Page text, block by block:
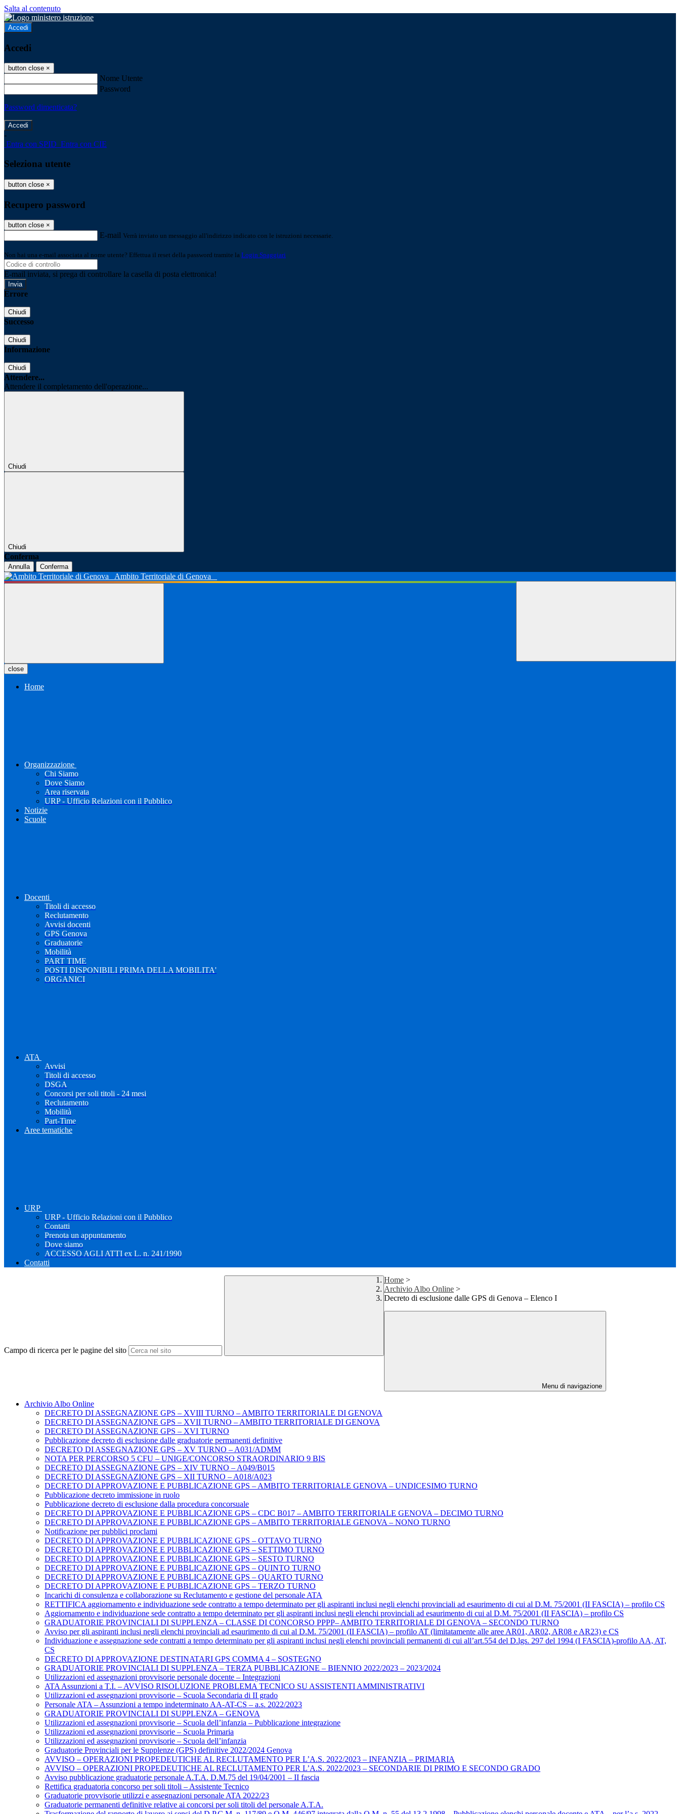
Salta al contenuto
Accedi
Accedi
button close ×
Nome Utente
Password
Password dimenticata?
-
Entra con SPID Entra con CIE
Seleziona utente
button close ×
Recupero password
button close ×
E-mail Verrà inviato un messaggio all'indirizzo indicato con le istruzioni necessarie.
Non hai una e-mail associata al nome utente? Effettua il reset della password tramite la Login Spaggiari
E-mail inviata, si prega di controllare la casella di posta elettronica!
Errore
Chiudi
Successo
Chiudi
Informazione
Chiudi
Attendere...
Attendere il completamento dell'operazione...
Chiudi
Chiudi
Conferma
Annulla Conferma
Ambito Territoriale di Genova
close
Home
Organizzazione
Chi Siamo
Dove Siamo
Area riservata
URP - Ufficio Relazioni con il Pubblico
Notizie
Scuole
Docenti
Titoli di accesso
Reclutamento
Avvisi docenti
GPS Genova
Graduatorie
Mobilità
PART TIME
POSTI DISPONIBILI PRIMA DELLA MOBILITA'
ORGANICI
ATA
Avvisi
Titoli di accesso
DSGA
Concorsi per soli titoli - 24 mesi
Reclutamento
Mobilità
Part-Time
Aree tematiche
URP
URP - Ufficio Relazioni con il Pubblico
Contatti
Prenota un appuntamento
Dove siamo
ACCESSO AGLI ATTI ex L. n. 241/1990
Contatti
Campo di ricerca per le pagine del sito
Home >
Archivio Albo Online >
Decreto di esclusione dalle GPS di Genova – Elenco I
Menu di navigazione
Archivio Albo Online
DECRETO DI ASSEGNAZIONE GPS – XVIII TURNO – AMBITO TERRITORIALE DI GENOVA
DECRETO DI ASSEGNAZIONE GPS – XVII TURNO – AMBITO TERRITORIALE DI GENOVA
DECRETO DI ASSEGNAZIONE GPS – XVI TURNO
Pubblicazione decreto di esclusione dalle graduatorie permanenti definitive
DECRETO DI ASSEGNAZIONE GPS – XV TURNO – A031/ADMM
NOTA PER PERCORSO 5 CFU – UNIGE/CONCORSO STRAORDINARIO 9 BIS
DECRETO DI ASSEGNAZIONE GPS – XIV TURNO – A049/B015
DECRETO DI ASSEGNAZIONE GPS – XII TURNO – A018/A023
DECRETO DI APPROVAZIONE E PUBBLICAZIONE GPS – AMBITO TERRITORIALE GENOVA – UNDICESIMO TURNO
Pubblicazione decreto immissione in ruolo
Pubblicazione decreto di esclusione dalla procedura concorsuale
DECRETO DI APPROVAZIONE E PUBBLICAZIONE GPS – CDC B017 – AMBITO TERRITORIALE GENOVA – DECIMO TURNO
DECRETO DI APPROVAZIONE E PUBBLICAZIONE GPS – AMBITO TERRITORIALE GENOVA – NONO TURNO
Notificazione per pubblici proclami
DECRETO DI APPROVAZIONE E PUBBLICAZIONE GPS – OTTAVO TURNO
DECRETO DI APPROVAZIONE E PUBBLICAZIONE GPS – SETTIMO TURNO
DECRETO DI APPROVAZIONE E PUBBLICAZIONE GPS – SESTO TURNO
DECRETO DI APPROVAZIONE E PUBBLICAZIONE GPS – QUINTO TURNO
DECRETO DI APPROVAZIONE E PUBBLICAZIONE GPS – QUARTO TURNO
DECRETO DI APPROVAZIONE E PUBBLICAZIONE GPS – TERZO TURNO
Incarichi di consulenza e collaborazione su Reclutamento e gestione del personale ATA
RETTIFICA aggiornamento e individuazione sede contratto a tempo determinato per gli aspiranti inclusi negli elenchi provinciali ad esaurimento di cui al D.M. 75/2001 (II FASCIA) – profilo CS
Aggiornamento e individuazione sede contratto a tempo determinato per gli aspiranti inclusi negli elenchi provinciali ad esaurimento di cui al D.M. 75/2001 (II FASCIA) – profilo CS
GRADUATORIE PROVINCIALI DI SUPPLENZA – CLASSE DI CONCORSO PPPP– AMBITO TERRITORIALE DI GENOVA – SECONDO TURNO
Avviso per gli aspiranti inclusi negli elenchi provinciali ad esaurimento di cui al D.M. 75/2001 (II FASCIA) – profilo AT (limitatamente alle aree AR01, AR02, AR08 e AR23) e CS
Individuazione e assegnazione sede contratti a tempo determinato per gli aspiranti inclusi negli elenchi provinciali permanenti di cui all’art.554 del D.lgs. 297 del 1994 (I FASCIA)-profilo AA, AT,
CS
DECRETO DI APPROVAZIONE DESTINATARI GPS COMMA 4 – SOSTEGNO
GRADUATORIE PROVINCIALI DI SUPPLENZA – TERZA PUBBLICAZIONE – BIENNIO 2022/2023 – 2023/2024
Utilizzazioni ed assegnazioni provvisorie personale docente – Integrazioni
ATA Assunzioni a T.I. – AVVISO RISOLUZIONE PROBLEMA TECNICO SU ASSISTENTI AMMINISTRATIVI
Utilizzazioni ed assegnazioni provvisorie – Scuola Secondaria di II grado
Personale ATA – Assunzioni a tempo indeterminato AA-AT-CS – a.s. 2022/2023
GRADUATORIE PROVINCIALI DI SUPPLENZA – GENOVA
Utilizzazioni ed assegnazioni provvisorie – Scuola dell’infanzia – Pubblicazione integrazione
Utilizzazioni ed assegnazioni provvisorie – Scuola Primaria
Utilizzazioni ed assegnazioni provvisorie – Scuola dell’infanzia
Graduatorie Provinciali per le Supplenze (GPS) definitive 2022/2024 Genova
AVVISO – OPERAZIONI PROPEDEUTICHE AL RECLUTAMENTO PER L’A.S. 2022/2023 – INFANZIA – PRIMARIA
AVVISO – OPERAZIONI PROPEDEUTICHE AL RECLUTAMENTO PER L’A.S. 2022/2023 – SECONDARIE DI PRIMO E SECONDO GRADO
Avviso pubblicazione graduatorie personale A.T.A. D.M.75 del 19/04/2001 – II fascia
Rettifica graduatoria concorso per soli titoli – Assistente Tecnico
Graduatorie provvisorie utilizzi e assegnazioni personale ATA 2022/23
Graduatorie permanenti definitive relative ai concorsi per soli titoli del personale A.T.A.